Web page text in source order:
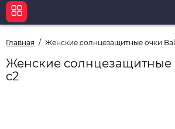
Главная Женские cолнцезащитные очки Bal
Женские cолнцезащитные
c2